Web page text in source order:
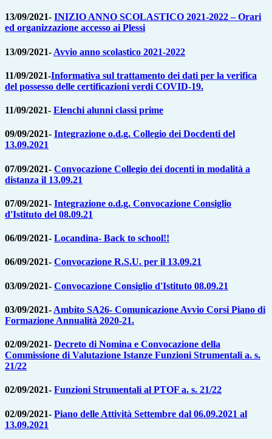
13/09/2021- INIZIO ANNO SCOLASTICO 2021-2022 – Orari
ed organizzazione accesso ai Plessi
13/09/2021- Avvio anno scolastico 2021-2022
11/09/2021-Informativa sul trattamento dei dati per la verifica
del possesso delle certificazioni verdi COVID-19.
11/09/2021- Elenchi alunni classi prime
09/09/2021- Integrazione o.d.g. Collegio dei Docdenti del
13.09.2021
07/09/2021- Convocazione Collegio dei docenti in modalità a
distanza il 13.09.21
07/09/2021- Integrazione o.d.g. Convocazione Consiglio
d'Istituto del 08.09.21
06/09/2021- Locandina- Back to school!!
06/09/2021- Convocazione R.S.U. per il 13.09.21
03/09/2021- Convocazione Consiglio d'Istituto 08.09.21
03/09/2021- Ambito SA26- Comunicazione Avvio Corsi Piano di
Formazione Annualità 2020-21.
02/09/2021- Decreto di Nomina e Convocazione della
Commissione di Valutazione Istanze Funzioni Strumentali a. s.
21/22
02/09/2021- Funzioni Strumentali al PTOF a. s. 21/22
02/09/2021- Piano delle Attività Settembre dal 06.09.2021 al
13.09.2021